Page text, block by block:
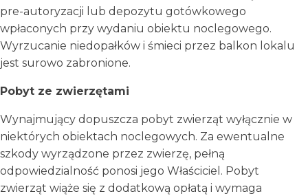
pre-autoryzacji lub depozytu gotówkowego
wpłaconych przy wydaniu obiektu noclegowego.
Wyrzucanie niedopałków i śmieci przez balkon lokalu
jest surowo zabronione.
Pobyt ze zwierzętami
Wynajmujący dopuszcza pobyt zwierząt wyłącznie w
niektórych obiektach noclegowych. Za ewentualne
szkody wyrządzone przez zwierzę, pełną
odpowiedzialność ponosi jego Właściciel. Pobyt
zwierząt wiąże się z dodatkową opłatą i wymaga